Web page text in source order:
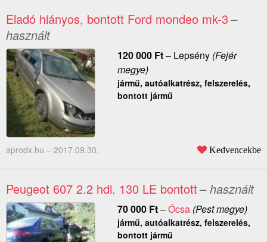
Eladó hiányos, bontott Ford mondeo mk-3–
használt
120 000 Ft– Lepsény(Fejér
megye)
jármű, autóalkatrész, felszerelés,
bontott jármű
aprodx.hu – 2017.09.30. Kedvencekbe
Peugeot 607 2.2 hdi. 130 LE bontott– használt
70 000 Ft–Ócsa(Pest megye)
jármű, autóalkatrész, felszerelés,
bontott jármű